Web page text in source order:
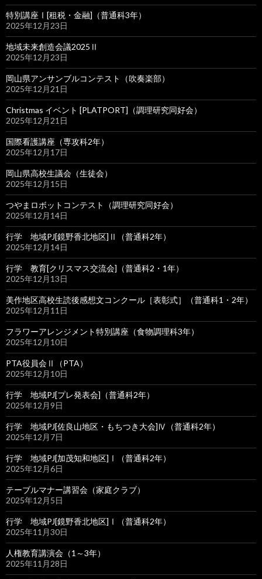
特別講座Ⅰ[租税・金融]（普通科3年）
2025年12月23日
地域未来創造会議2025Ⅱ
2025年12月23日
岡山県アンサンブルコンテスト（吹奏楽部）
2025年12月21日
Christmas イベント [PLATPORT]（調理研究同好会）
2025年12月21日
国際看護講座（専攻科2年）
2025年12月17日
岡山県高校生議会（生徒会）
2025年12月15日
つやまロボットコンテスト（調理研究同好会）
2025年12月14日
行学 地域PJ[鏡野香北地区]Ⅱ（普通科2年）
2025年12月14日
行学 教育[クリスマス交流会]（普通科2・1年）
2025年12月13日
美作地区高校生読後感想文コンクール［表彰式］（普通科1・2年）
2025年12月11日
フラワーアレンジメント特別講座（食物調理科3年）
2025年12月10日
PTA役員会Ⅱ（PTA）
2025年12月10日
行学 地域PJ[プレ発表会]（普通科2年）
2025年12月9日
行学 地域PJ[佐良山地区・もちつき大会]Ⅳ（普通科2年）
2025年12月7日
行学 地域PJ[加茂知和地区]Ⅰ（普通科2年）
2025年12月6日
テーブルマナー講習会（家庭クラブ）
2025年12月5日
行学 地域PJ[鏡野香北地区]Ⅰ（普通科2年）
2025年11月30日
人権教育講演会（1～3年）
2025年11月28日